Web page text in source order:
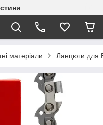
матеріали Ланцюги для